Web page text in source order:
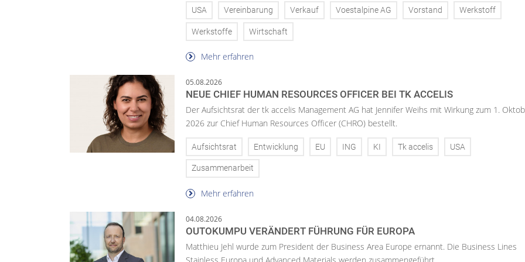
USA Vereinbarung Verkauf Voestalpine AG Vorstand Werkstoff
Werkstoffe Wirtschaft
Mehr erfahren
05.08.2026
NEUE CHIEF HUMAN RESOURCES OFFICER BEI TK ACCELIS
Der Aufsichtsrat der tk accelis Management AG hat Jennifer Weihs mit Wirkung zum 1.
2026 zur Chief Human Resources Officer (CHRO) bestellt.
Aufsichtsrat Entwicklung EU ING KI Tk accelis USA
Zusammenarbeit
Mehr erfahren
04.08.2026
OUTOKUMPU VERÄNDERT FÜHRUNG FÜR EUROPA
Matthieu Jehl wurde zum President der Business Area Europe ernannt. Die Business Lines